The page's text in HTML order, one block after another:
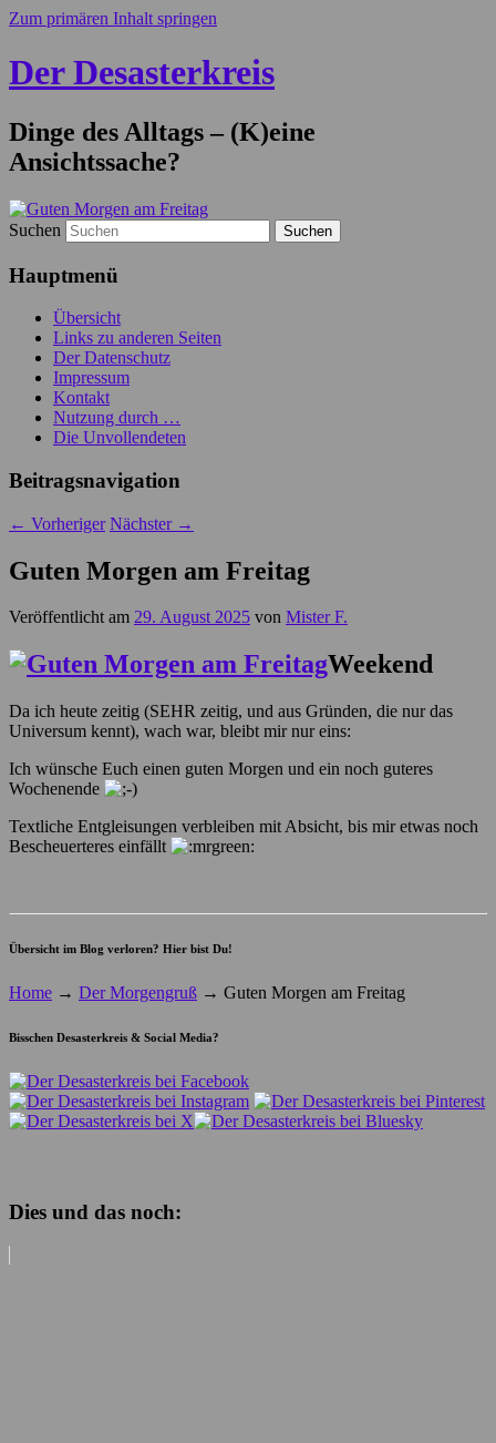
Zum primären Inhalt springen
Der Desasterkreis
Dinge des Alltags – (K)eine
Ansichtssache?
Suchen
Hauptmenü
Übersicht
Links zu anderen Seiten
Der Datenschutz
Impressum
Kontakt
Nutzung durch …
Die Unvollendeten
Beitragsnavigation
← Vorheriger Nächster →
Guten Morgen am Freitag
Veröffentlicht am 29. August 2025 von Mister F.
Weekend
Da ich heute zeitig (SEHR zeitig, und aus Gründen, die nur das
Universum kennt), wach war, bleibt mir nur eins:
Ich wünsche Euch einen guten Morgen und ein noch guteres
Wochenende
Textliche Entgleisungen verbleiben mit Absicht, bis mir etwas noch
Bescheuerteres einfällt
Übersicht im Blog verloren? Hier bist Du!
Home → Der Morgengruß → Guten Morgen am Freitag
Bisschen Desasterkreis & Social Media?
Dies und das noch: